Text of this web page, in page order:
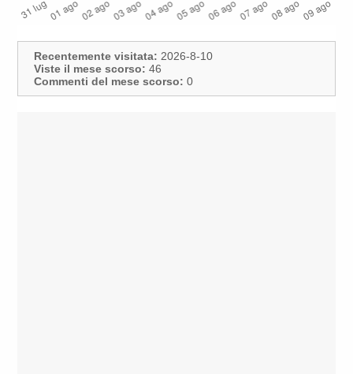
Recentemente visitata: 2026-8-10
Viste il mese scorso: 46
Commenti del mese scorso: 0